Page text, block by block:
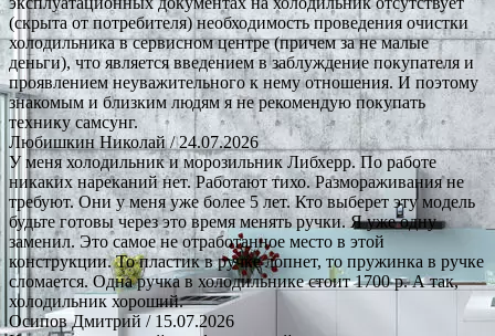
(скрыта от потребителя) необходимость проведения очистки
холодильника в сервисном центре (причем за не малые
деньги), что является введением в заблуждение покупателя и
проявлением неуважительного к нему отношения. И поэтому
знакомым и близким людям я не рекомендую покупать
технику самсунг.
Любишкин Николай/ 24.07.2026
У меня холодильник и морозильник Либхерр. По работе
никаких нареканий нет. Работают тихо. Размораживания не
требуют. Они у меня уже более 5 лет. Кто выберет эту модель
будьте готовы через это время менять ручки. Я уже одну
заменил. Это самое не отработанное место в этой
конструкции. То пластик в ручке лопнет, то пружинка в ручке
сломается. Одна ручка в холодильнике стоит 1700 р. А так,
холодильник хороший.
Осипов Дмитрий / 15.07.2026